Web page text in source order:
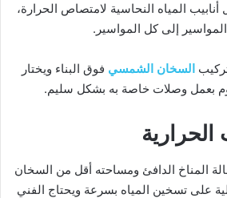
المياه النحاسية لامتصاص الحرارة،
إلى كل المواسير.
السخان الشمسي فوق البناء ويختار
بعمل وصلات خاصة به بشكل سليم.
الحرارية
المناخ الدافئ ومساحته أقل من السخان
على تسخين المياه بسرعة ويحتاج الفني